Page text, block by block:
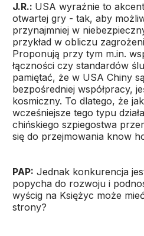
J.R.: USA wyraźnie to
otwartej gry - tak, aby
przynajmniej w
przykład w obliczu
Proponują przy tym m.in.
łączności czy standardów
pamiętać, że w USA Chiny
bezpośredniej współpracy,
kosmiczny. To dlatego, że
wcześniejsze tego typu
chińskiego szpiegostwa
się do przejmowania know
PAP: Jednak konkurencja
popycha do rozwoju i
wyścig na Księżyc może
strony?